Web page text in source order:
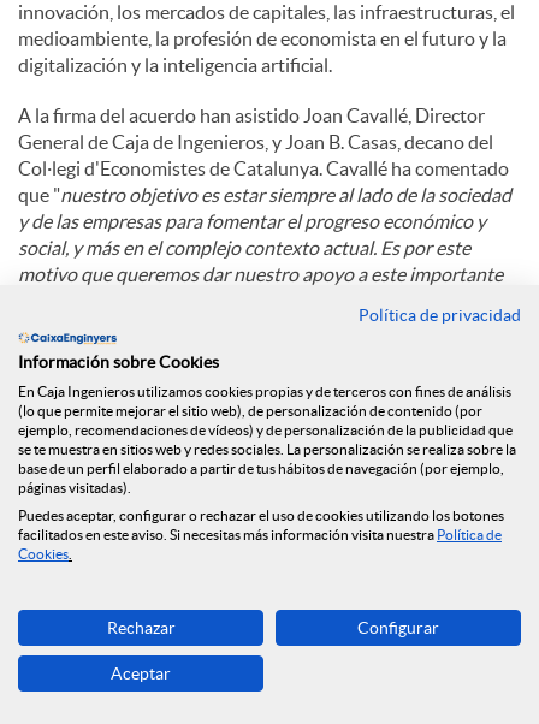
innovación, los mercados de capitales, las infraestructuras, el
medioambiente, la profesión de economista en el futuro y la
digitalización y la inteligencia artificial.
A la firma del acuerdo han asistido Joan Cavallé, Director
General de Caja de Ingenieros, y Joan B. Casas, decano del
Col·legi d'Economistes de Catalunya. Cavallé ha comentado
que "nuestro objetivo es estar siempre al lado de la sociedad
y de las empresas para fomentar el progreso económico y
social, y más en el complejo contexto actual. Es por este
motivo que queremos dar nuestro apoyo a este importante
empresarial y económico de Cataluña"
C
o
m
p
Noticias relacionadas
Caja Ingenieros refuerza su compromiso con la
economía social con su incorporación al Grupo
Clade
Caja Ingenieros refuerza su presencia en Madrid
Política de privacidad
Información sobre Cookies
En Caja Ingenieros utilizamos cookies propias y de terceros con fines de análisis
(lo que permite mejorar el sitio web), de personalización de contenido (por
ejemplo, recomendaciones de vídeos) y de personalización de la publicidad que
se te muestra en sitios web y redes sociales. La personalización se realiza sobre la
base de un perfil elaborado a partir de tus hábitos de navegación (por ejemplo,
páginas visitadas).
Puedes aceptar, configurar o rechazar el uso de cookies utilizando los botones
facilitados en este aviso. Si necesitas más información visita nuestra Política de
Cookies
Rechazar Configurar
Aceptar